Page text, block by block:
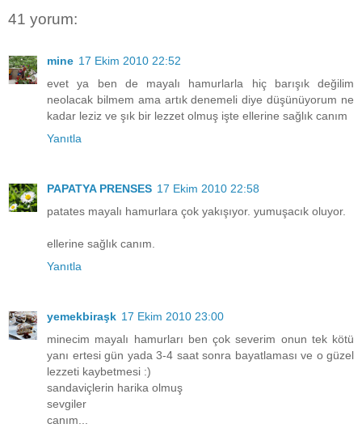
41 yorum:
mine 17 Ekim 2010 22:52
evet ya ben de mayalı hamurlarla hiç barışık değilim
neolacak bilmem ama artık denemeli diye düşünüyorum ne
kadar leziz ve şık bir lezzet olmuş işte ellerine sağlık canım
Yanıtla
PAPATYA PRENSES 17 Ekim 2010 22:58
patates mayalı hamurlara çok yakışıyor. yumuşacık oluyor.
ellerine sağlık canım.
Yanıtla
yemekbiraşk 17 Ekim 2010 23:00
minecim mayalı hamurları ben çok severim onun tek kötü
yanı ertesi gün yada 3-4 saat sonra bayatlaması ve o güzel
lezzeti kaybetmesi :)
sandaviçlerin harika olmuş
sevgiler
canım...